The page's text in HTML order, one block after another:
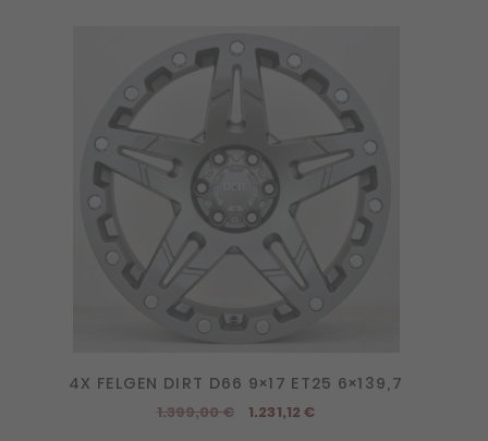
4X FELGEN DIRT D66 9×17 ET25 6×139,7
1.399,00€
Ursprünglicher
1.231,12€Aktueller